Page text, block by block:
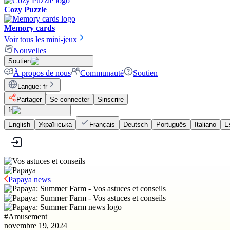
Cozy Puzzle
Memory cards
Voir tous les mini-jeux
Nouvelles
Soutien
À propos de nous Communauté Soutien
Langue: fr
Partager
Se connecter
Sinscrire
fr
English
Українська Français Deutsch Português Italiano
Papaya news
#Amusement
novembre 19, 2024